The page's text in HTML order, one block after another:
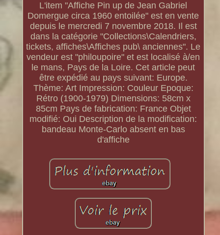
L'item "Affiche Pin up de Jean Gabriel
Domergue circa 1960 entoilée" est en vente
depuis le mercredi 7 novembre 2018. Il est
dans la catégorie "Collections\Calendriers,
tickets, affiches\Affiches pub\ anciennes". Le
vendeur est "philoupoire" et est localisé à/en
le mans, Pays de la Loire. Cet article peut
être expédié au pays suivant: Europe.
Thème: Art Impression: Couleur Epoque:
Rétro (1900-1979) Dimensions: 58cm x
85cm Pays de fabrication: France Objet
modifié: Oui Description de la modification:
bandeau Monte-Carlo absent en bas
d'affiche